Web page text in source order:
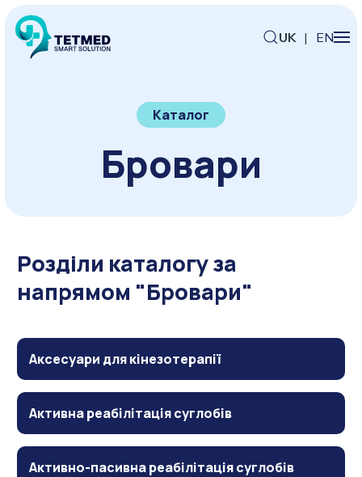
UK | EN
Каталог
Бровари
Розділи каталогу за
напрямом "Бровари"
Аксесуари для кінезотерапії
Активна реабілітація суглобів
Активно-пасивна реабілітація суглобів